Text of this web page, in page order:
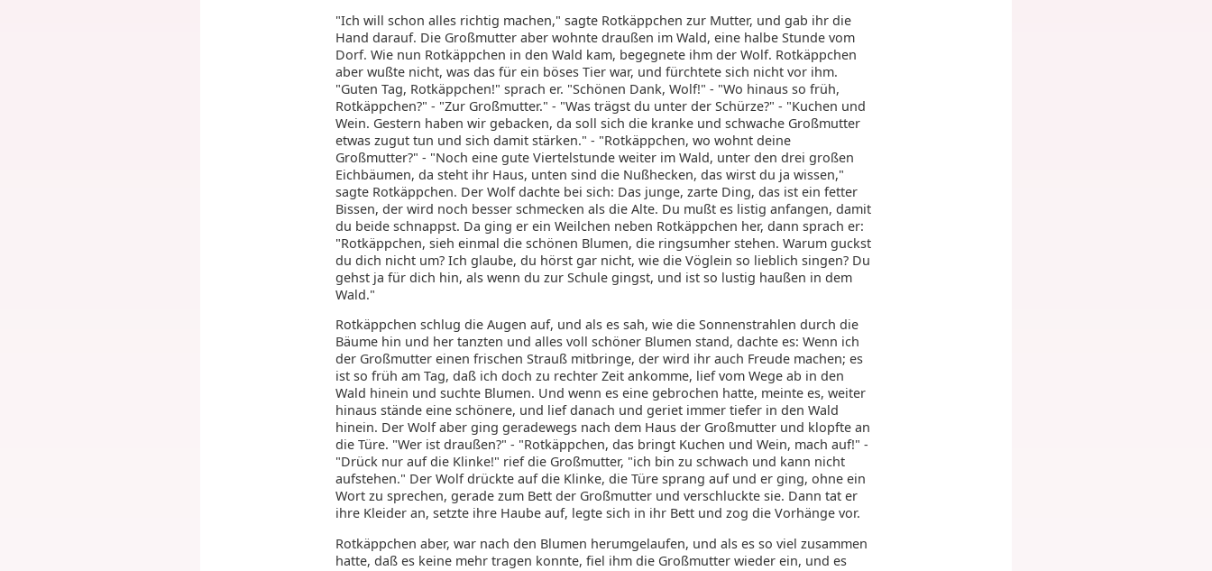
"Ich will schon alles richtig machen," sagte Rotkäppchen zur Mutter, und gab ihr die
Hand darauf. Die Großmutter aber wohnte draußen im Wald, eine halbe Stunde vom
Dorf. Wie nun Rotkäppchen in den Wald kam, begegnete ihm der Wolf. Rotkäppchen
aber wußte nicht, was das für ein böses Tier war, und fürchtete sich nicht vor ihm.
"Guten Tag, Rotkäppchen!" sprach er. "Schönen Dank, Wolf!" - "Wo hinaus so früh,
Rotkäppchen?" - "Zur Großmutter." - "Was trägst du unter der Schürze?" - "Kuchen und
Wein. Gestern haben wir gebacken, da soll sich die kranke und schwache Großmutter
etwas zugut tun und sich damit stärken." - "Rotkäppchen, wo wohnt deine
Großmutter?" - "Noch eine gute Viertelstunde weiter im Wald, unter den drei großen
Eichbäumen, da steht ihr Haus, unten sind die Nußhecken, das wirst du ja wissen,"
sagte Rotkäppchen. Der Wolf dachte bei sich: Das junge, zarte Ding, das ist ein fetter
Bissen, der wird noch besser schmecken als die Alte. Du mußt es listig anfangen, damit
du beide schnappst. Da ging er ein Weilchen neben Rotkäppchen her, dann sprach er:
"Rotkäppchen, sieh einmal die schönen Blumen, die ringsumher stehen. Warum guckst
du dich nicht um? Ich glaube, du hörst gar nicht, wie die Vöglein so lieblich singen? Du
gehst ja für dich hin, als wenn du zur Schule gingst, und ist so lustig haußen in dem
Wald."
Rotkäppchen schlug die Augen auf, und als es sah, wie die Sonnenstrahlen durch die
Bäume hin und her tanzten und alles voll schöner Blumen stand, dachte es: Wenn ich
der Großmutter einen frischen Strauß mitbringe, der wird ihr auch Freude machen; es
ist so früh am Tag, daß ich doch zu rechter Zeit ankomme, lief vom Wege ab in den
Wald hinein und suchte Blumen. Und wenn es eine gebrochen hatte, meinte es, weiter
hinaus stände eine schönere, und lief danach und geriet immer tiefer in den Wald
hinein. Der Wolf aber ging geradewegs nach dem Haus der Großmutter und klopfte an
die Türe. "Wer ist draußen?" - "Rotkäppchen, das bringt Kuchen und Wein, mach auf!" -
"Drück nur auf die Klinke!" rief die Großmutter, "ich bin zu schwach und kann nicht
aufstehen." Der Wolf drückte auf die Klinke, die Türe sprang auf und er ging, ohne ein
Wort zu sprechen, gerade zum Bett der Großmutter und verschluckte sie. Dann tat er
ihre Kleider an, setzte ihre Haube auf, legte sich in ihr Bett und zog die Vorhänge vor.
Rotkäppchen aber, war nach den Blumen herumgelaufen, und als es so viel zusammen
hatte, daß es keine mehr tragen konnte, fiel ihm die Großmutter wieder ein, und es